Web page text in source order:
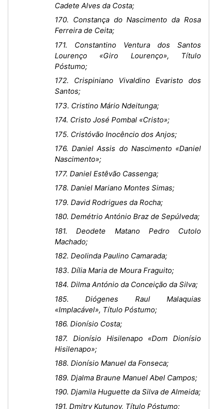
Cadete Alves da Costa;
170. Constança do Nascimento da Rosa
Ferreira de Ceita;
171. Constantino Ventura dos Santos
Lourenço «Giro Lourenço», Título
Póstumo;
172. Crispiniano Vivaldino Evaristo dos
Santos;
173. Cristino Mário Ndeitunga;
174. Cristo José Pombal «Cristo»;
175. Cristóvão Inocêncio dos Anjos;
176. Daniel Assis do Nascimento «Daniel
Nascimento»;
177. Daniel Estêvão Cassenga;
178. Daniel Mariano Montes Simas;
179. David Rodrigues da Rocha;
180. Demétrio António Braz de Sepúlveda;
181. Deodete Matano Pedro Cutolo
Machado;
182. Deolinda Paulino Camarada;
183. Dília Maria de Moura Fraguito;
184. Dilma António da Conceição da Silva;
185. Diógenes Raul Malaquias
«Implacável», Título Póstumo;
186. Dionísio Costa;
187. Dionísio Hisilenapo «Dom Dionísio
Hisilenapo»;
188. Dionísio Manuel da Fonseca;
189. Djalma Braune Manuel Abel Campos;
190. Djamila Huguette da Silva de Almeida;
191. Dmitry Kutunov, Título Póstumo;